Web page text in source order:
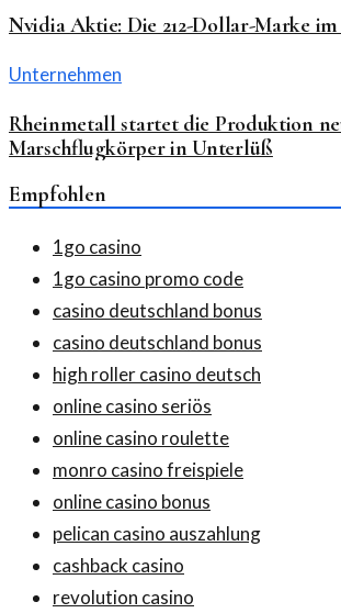
Nvidia Aktie: Die 212-Dollar-Marke
Unternehmen
Rheinmetall startet die Produktion
Marschflugkörper in Unterlüß
Empfohlen
1go casino
1go casino promo code
casino deutschland bonus
casino deutschland bonus
high roller casino deutsch
online casino seriös
online casino roulette
monro casino freispiele
online casino bonus
pelican casino auszahlung
cashback casino
revolution casino